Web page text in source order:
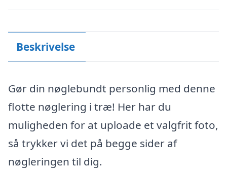
Beskrivelse
Gør din nøglebundt personlig med denne
flotte nøglering i træ! Her har du
muligheden for at uploade et valgfrit foto,
så trykker vi det på begge sider af
nøgleringen til dig.